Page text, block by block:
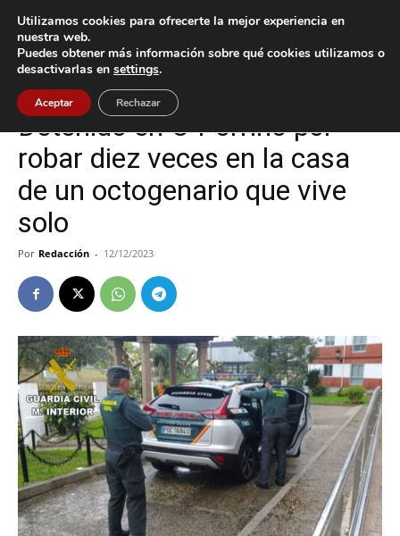
Inicio O Porriño
O Porriño Sucesos
Detenido en O Porriño por
robar diez veces en la casa
de un octogenario que vive
solo
Por Redacción - 12/12/2023
Utilizamos cookies para ofrecerte la mejor experiencia en
nuestra web.
Puedes obtener más información sobre qué cookies utilizamos o
desactivarlas en settings.
Aceptar Rechazar